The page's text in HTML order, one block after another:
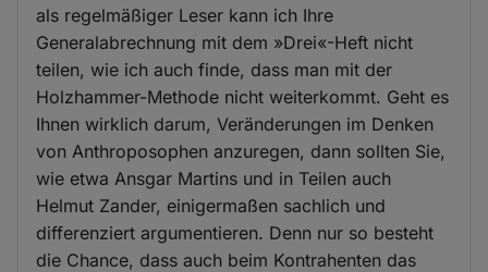
als regelmäßiger Leser kann ich Ihre
Generalabrechnung mit dem »Drei«-Heft nicht
teilen, wie ich auch finde, dass man mit der
Holzhammer-Methode nicht weiterkommt. Geht es
Ihnen wirklich darum, Veränderungen im Denken
von Anthroposophen anzuregen, dann sollten Sie,
wie etwa Ansgar Martins und in Teilen auch
Helmut Zander, einigermaßen sachlich und
differenziert argumentieren. Denn nur so besteht
die Chance, dass auch beim Kontrahenten das